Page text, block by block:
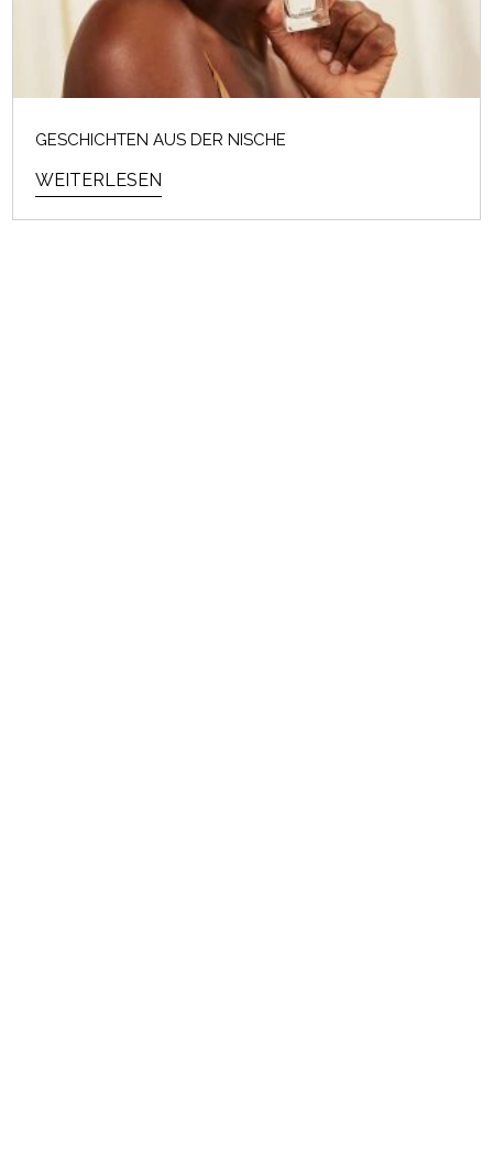
GESCHICHTEN AUS DER NISCHE
WEITERLESEN